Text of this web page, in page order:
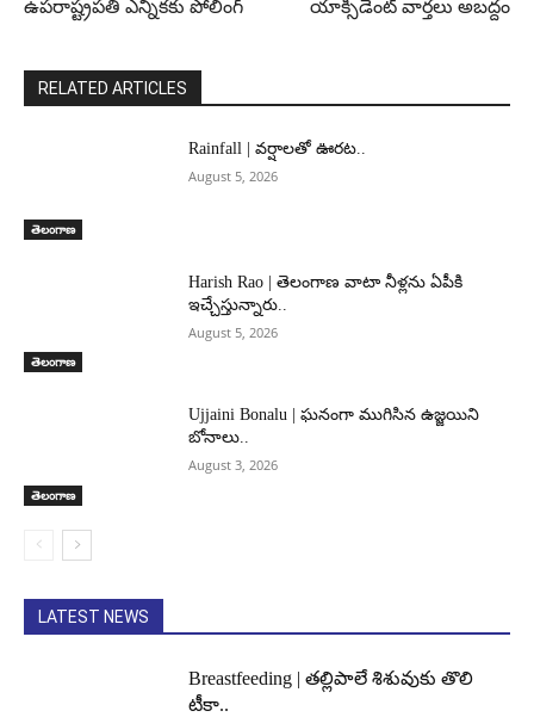
ఉపరాష్ట్రపతి ఎన్నికకు పోలింగ్‌ యాక్సిడెంట్‌ వార్తలు అబద్దం
RELATED ARTICLES
తెలంగాణ
Rainfall | వర్షాలతో ఊరట..
August 5, 2026
తెలంగాణ
Harish Rao | తెలంగాణ వాటా నీళ్లను ఏపీకి
ఇచ్చేస్తున్నారు..
August 5, 2026
తెలంగాణ
Ujjaini Bonalu | ఘనంగా ముగిసిన ఉజ్జయిని
బోనాలు..
August 3, 2026
LATEST NEWS
Breastfeeding | తల్లిపాలే శిశువుకు తొలి
టీకా..